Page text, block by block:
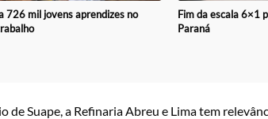
726 mil jovens aprendizes no
Fim da escala 6×1
Paraná
Suape, a Refinaria Abreu e Lima tem